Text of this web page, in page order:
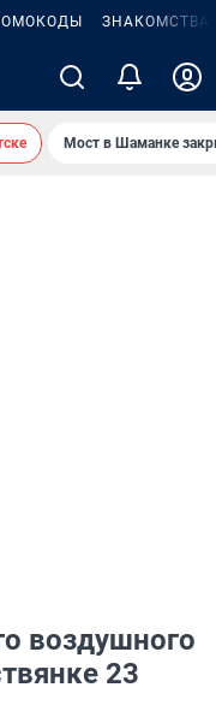
ЗНАКОМСТВА
Мост в Шаманке
воздушного
23